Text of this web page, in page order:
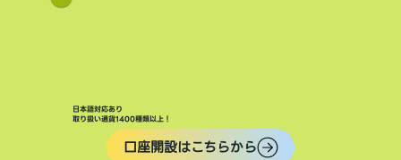
日本語対応あり
取り扱い通貨1400種類以上！
口座開設はこちらから